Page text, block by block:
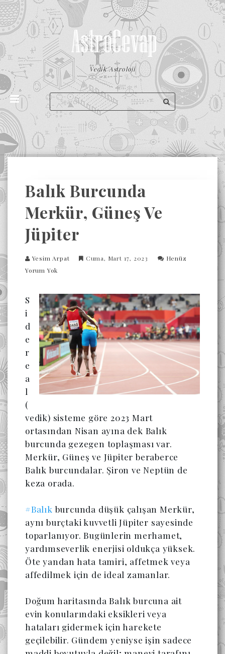
Vedik Astroloji
Balık Burcunda
Merkür, Güneş Ve
Jüpiter
Yesim Arpat Cuma, Mart 17, 2023
Henüz
Yorum Yok
S
i
d
e
r
e
a
l
(
vedik) sisteme göre 2023 Mart
ortasından Nisan ayına dek Balık
burcunda gezegen toplaşması var.
Merkür, Güneş ve Jüpiter beraberce
Balık burcundalar. Şiron ve Neptün de
keza orada.
#Balık burcunda düşük çalışan Merkür,
aynı burçtaki kuvvetli Jüpiter sayesinde
toparlanıyor. Bugünlerin merhamet,
yardımseverlik enerjisi oldukça yüksek.
Öte yandan hata tamiri, affetmek veya
affedilmek için de ideal zamanlar.
Doğum haritasında Balık burcuna ait
evin konularındaki eksikleri veya
hataları gidermek için harekete
geçilebilir. Gündem yeniyse işin sadece